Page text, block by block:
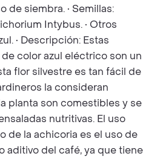
de siembra. • Semillas:
Intybus. • Otros
• Descripción: Estas
color azul eléctrico son un
flor silvestre es tan fácil de
la consideran
planta son comestibles y se
nutritivas. El uso
de la achicoria es el uso de
aditivo del café, ya que tiene